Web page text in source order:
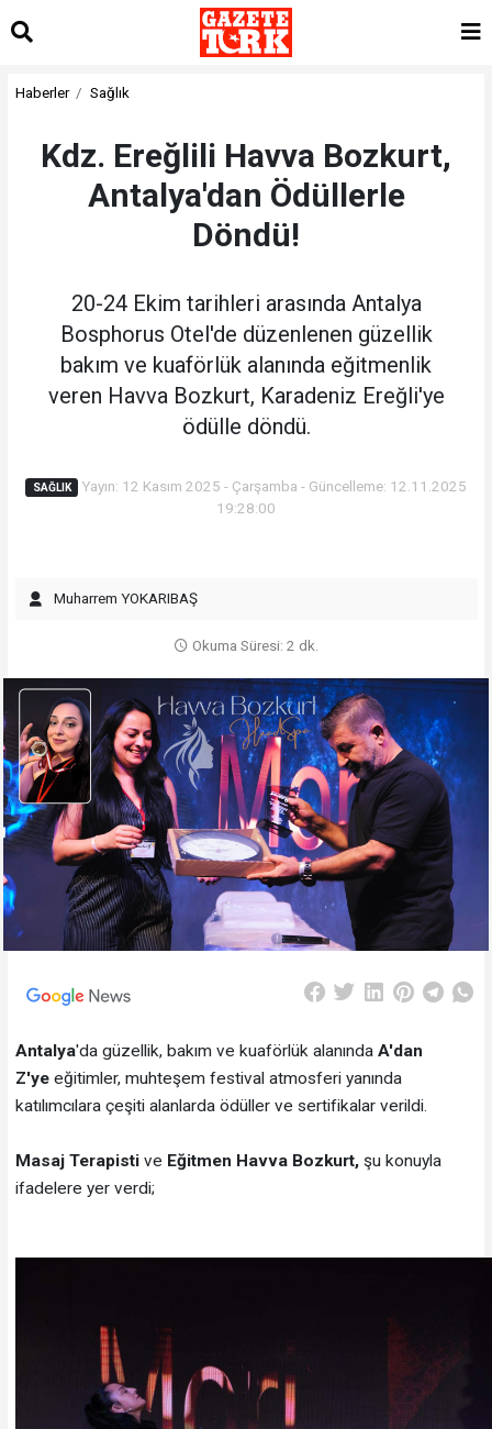
Haberler Sağlık
Kdz. Ereğlili Havva Bozkurt,
Antalya'dan Ödüllerle
Döndü!
20-24 Ekim tarihleri arasında Antalya
Bosphorus Otel'de düzenlenen güzellik
bakım ve kuaförlük alanında eğitmenlik
veren Havva Bozkurt, Karadeniz Ereğli'ye
ödülle döndü.
SAĞLIK
Yayın: 12 Kasım 2025 - Çarşamba - Güncelleme: 12.11.2025
19:28:00
Muharrem YOKARIBAŞ
Okuma Süresi: 2 dk.
Antalya'da güzellik, bakım ve kuaförlük alanındaA'dan
Z'yeeğitimler, muhteşem festival atmosferi yanında
katılımcılara çeşiti alanlarda ödüller ve sertifikalar verildi.
Masaj Terapisti ve Eğitmen Havva Bozkurt,şu konuyla
ifadelere yer verdi;